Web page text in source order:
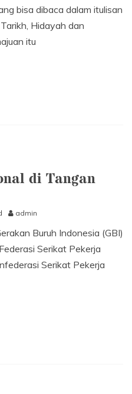
bisa dibaca dalam itulisan
Hidayah dan
itu
di Tangan
admin
Buruh Indonesia (GBI)
Serikat Pekerja
Serikat Pekerja